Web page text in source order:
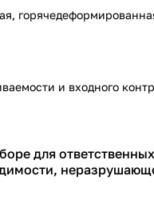
и входного
для